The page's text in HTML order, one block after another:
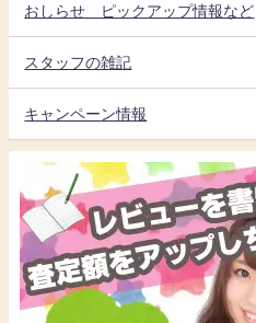
おしらせ ピックアップ情報など
スタッフの雑記
キャンペーン情報